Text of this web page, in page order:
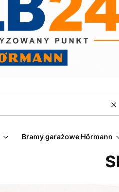
Bramy garażowe Hörmann